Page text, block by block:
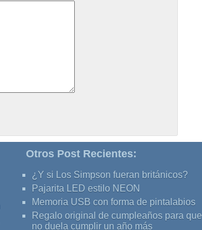
Otros Post Recientes:
¿Y si Los Simpson fueran británicos?
Pajarita LED estilo NEON
Memoria USB con forma de pintalabios
Regalo original de cumpleaños para que
no duela cumplir un año más